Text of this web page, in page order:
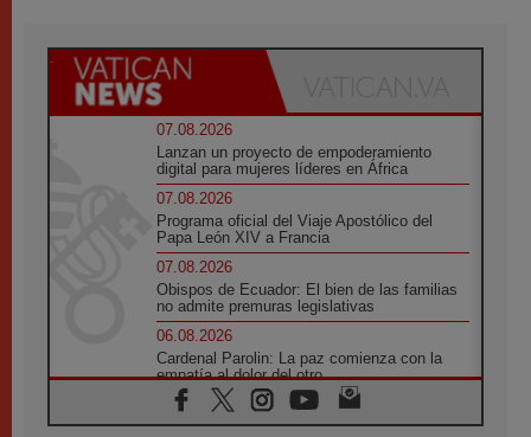
07.08.2026
Lanzan un proyecto de empoderamiento
digital para mujeres líderes en África
07.08.2026
Programa oficial del Viaje Apostólico del
Papa León XIV a Francia
07.08.2026
Obispos de Ecuador: El bien de las familias
no admite premuras legislativas
06.08.2026
Cardenal Parolin: La paz comienza con la
empatía al dolor del otro
06.08.2026
Fray Marco Vianelli: Aprender el Evangelio